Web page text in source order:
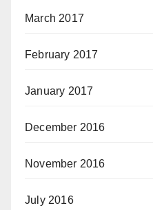
March 2017
February 2017
January 2017
December 2016
November 2016
July 2016